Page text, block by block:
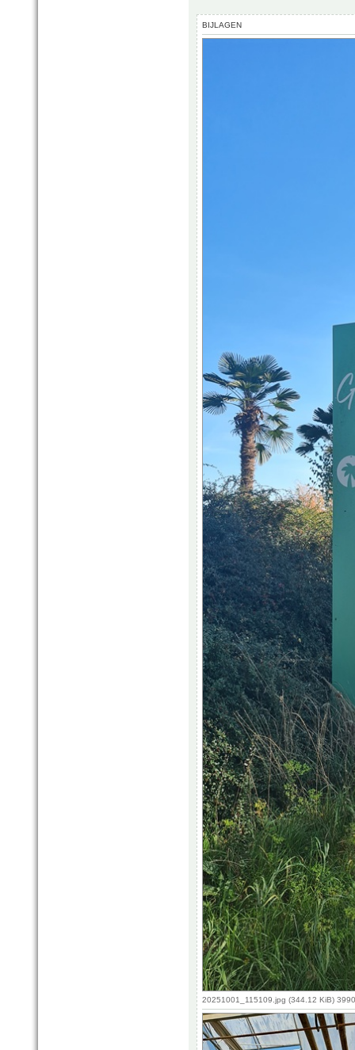
BIJLAGEN
20251001_115109.jpg (344.12 KiB)